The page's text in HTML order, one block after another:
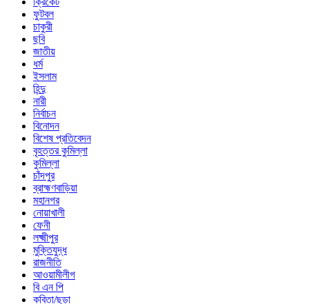
ফুটবল
চাকুরী
ছবি
জাতীয়
ধর্ম
ইসলাম
হিন্দু
নারী
নির্বাচন
বিনোদন
বিশেষ প্রতিবেদন
বৃহত্তর কুমিল্লা
কুমিল্লা
চাঁদপুর
ব্রাহ্মণবাড়িয়া
মহানগর
নোয়াখালী
ফেনী
লক্ষ্মীপুর
মুক্তিযুদ্ধ
রাজনীতি
আওয়ামীলীগ
বি এন পি
কবিতা/ছড়া